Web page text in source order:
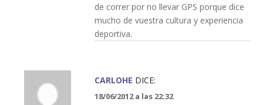
de correr por no llevar GPS porque dice
mucho de vuestra cultura y experiencia
deportiva.
CARLOHE DICE:
18/06/2012 a las 22:32